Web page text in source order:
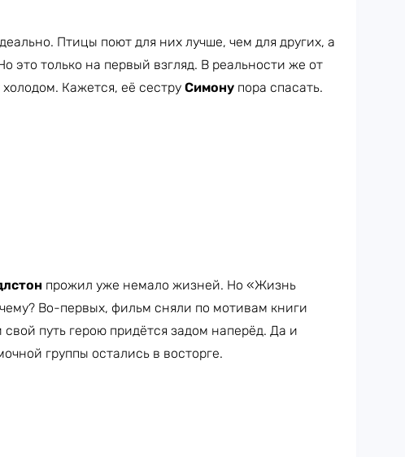
Птицы поют для них лучше, чем для других, а
это только на первый взгляд. В реальности же от
холодом. Кажется, её сестру Симону пора спасать.
прожил уже немало жизней. Но «Жизнь
Во-первых, фильм сняли по мотивам книги
путь герою придётся задом наперёд. Да и
группы остались в восторге.